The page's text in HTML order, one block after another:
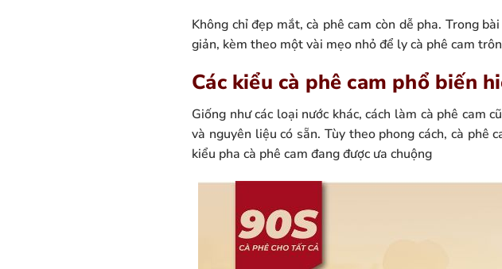
Không chỉ đẹp mắt, cà phê cam còn dễ pha. Trong
giản, kèm theo một vài mẹo nhỏ để ly cà phê cam
Các kiểu cà phê cam phổ biến
Giống như các loại nước khác, cách làm cà phê cam
và nguyên liệu có sẵn. Tùy theo phong cách, cà
kiểu pha cà phê cam đang được ưa chuộng